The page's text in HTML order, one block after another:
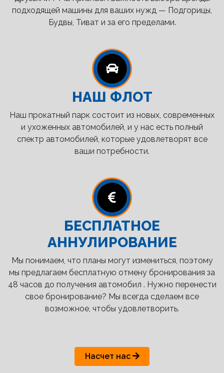
подходящей машины для ваших нужд — Подгорицы,
Будвы, Тиват и за его пределами.
НАШ ФЛОТ
Наш прокатный парк состоит из новых, современных
и ухоженных автомобилей, и у нас есть полный
спектр автомобилей, которые удовлетворят все
ваши потребности.
БЕСПЛАТНОЕ
АННУЛИРОВАНИЕ
Мы понимаем, что планы могут измениться, поэтому
мы предлагаем бесплатную отмену бронирования за
48 часов до получения автомобил . Нужно перенести
свое бронирование? Мы всегда сделаем все
возможное, чтобы удовлетворить.
Насчет нас